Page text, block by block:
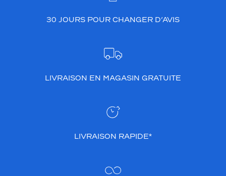
30 JOURS POUR CHANGER D’AVIS
LIVRAISON EN MAGASIN GRATUITE
LIVRAISON RAPIDE*